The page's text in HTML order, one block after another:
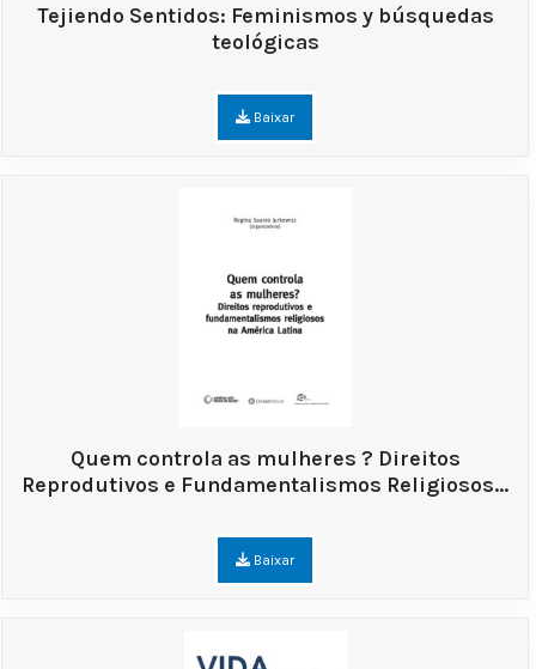
Tejiendo Sentidos: Feminismos y búsquedas
teológicas
Baixar
Quem controla as mulheres ? Direitos
Reprodutivos e Fundamentalismos Religiosos...
Baixar